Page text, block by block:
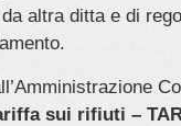
altra ditta e di
sui rifiuti –